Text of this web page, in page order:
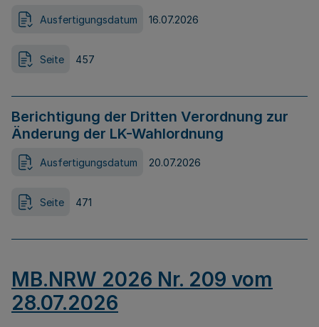
Ausfertigungsdatum 16.07.2026
Seite 457
Berichtigung der Dritten Verordnung zur
Änderung der LK-Wahlordnung
Ausfertigungsdatum 20.07.2026
Seite 471
MB.NRW 2026 Nr. 209 vom
28.07.2026